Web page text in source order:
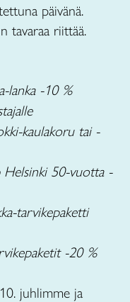
päivänä.
tavaraa riittää.
lanka -10 %
kaulakoru tai -
Helsinki 50-vuotta -
tarvikepaketti
-20 %
juhlimme ja